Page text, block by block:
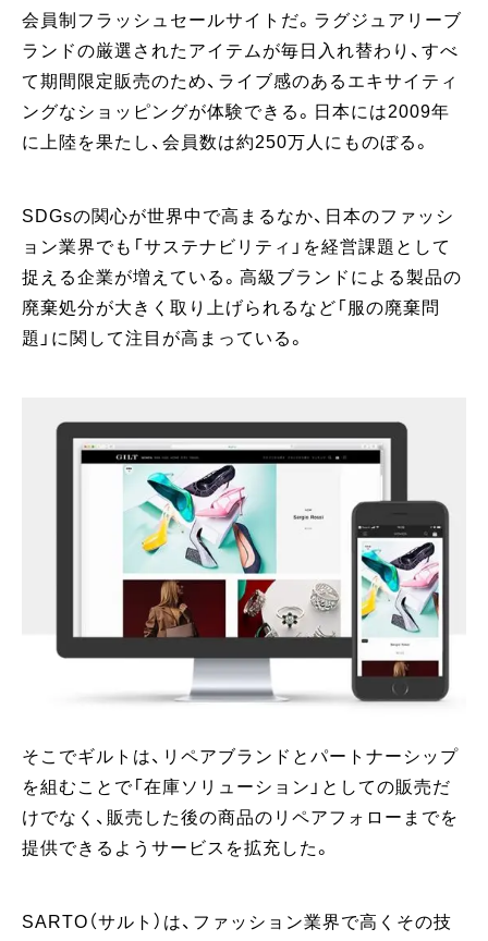
会員制フラッシュセールサイトだ。ラグジュアリーブ
ランドの厳選されたアイテムが毎日入れ替わり、すべ
て期間限定販売のため、ライブ感のあるエキサイティ
ングなショッピングが体験できる。日本には2009年
に上陸を果たし、会員数は約250万人にものぼる。
SDGsの関心が世界中で高まるなか、日本のファッシ
ョン業界でも「サステナビリティ」を経営課題として
捉える企業が増えている。高級ブランドによる製品の
廃棄処分が大きく取り上げられるなど「服の廃棄問
題」に関して注目が高まっている。
そこでギルトは、リペアブランドとパートナーシップ
を組むことで「在庫ソリューション」としての販売だ
けでなく、販売した後の商品のリペアフォローまでを
提供できるようサービスを拡充した。
SARTO（サルト）は、ファッション業界で高くその技